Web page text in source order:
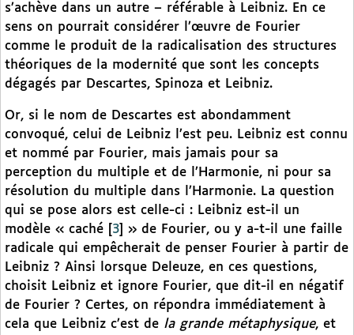
s’achève dans un autre – référable à Leibniz. En ce
sens on pourrait considérer l’œuvre de Fourier
comme le produit de la radicalisation des structures
théoriques de la modernité que sont les concepts
dégagés par Descartes, Spinoza et Leibniz.
Or, si le nom de Descartes est abondamment
convoqué, celui de Leibniz l’est peu. Leibniz est connu
et nommé par Fourier, mais jamais pour sa
perception du multiple et de l’Harmonie, ni pour sa
résolution du multiple dans l’Harmonie. La question
qui se pose alors est celle-ci : Leibniz est-il un
modèle « caché
3
» de Fourier, ou y a-t-il une faille
radicale qui empêcherait de penser Fourier à partir de
Leibniz ? Ainsi lorsque Deleuze, en ces questions,
choisit Leibniz et ignore Fourier, que dit-il en négatif
de Fourier ? Certes, on répondra immédiatement à
cela que Leibniz c’est de la grande métaphysique, et